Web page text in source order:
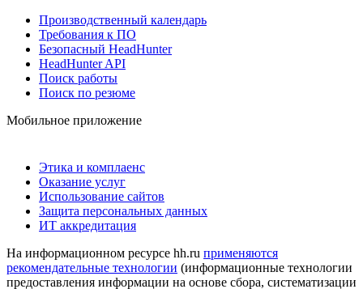
Производственный календарь
Требования к ПО
Безопасный HeadHunter
HeadHunter API
Поиск работы
Поиск по резюме
Мобильное приложение
Этика и комплаенс
Оказание услуг
Использование сайтов
Защита персональных данных
ИТ аккредитация
На информационном ресурсе hh.ru применяются
рекомендательные технологии (информационные технологии
предоставления информации на основе сбора, систематизации